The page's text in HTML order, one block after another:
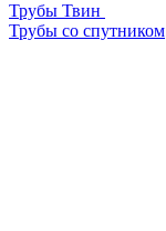
Трубы Твин
Трубы со спутником